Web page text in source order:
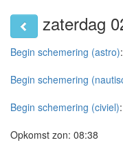
zaterdag
Begin schemering (astro):
Begin schemering
Begin schemering (civiel):
Opkomst zon: 08:38